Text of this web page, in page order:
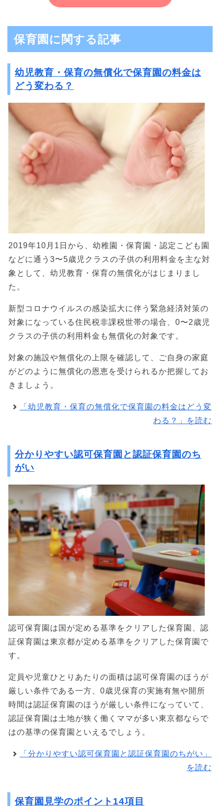
保育園に関する記事
幼児教育・保育の無償化で保育園の料金は
どう変わる？
2019年10月1日から、幼稚園・保育園・認定こども園
などに通う3〜5歳児クラスの子供の利用料金を主な対
象として、幼児教育・保育の無償化がはじまりまし
た。
新型コロナウイルスの感染拡大に伴う緊急経済対策の
対象になっている住民税非課税世帯の場合、0〜2歳児
クラスの子供の利用料金も無償化の対象です。
対象の施設や無償化の上限を確認して、ご自身の家庭
がどのように無償化の恩恵を受けられるか把握してお
きましょう。
「幼児教育・保育の無償化で保育園の料金はどう変
わる？」を読む
分かりやすい認可保育園と認証保育園のち
がい
認可保育園は国が定める基準をクリアした保育園、認
証保育園は東京都が定める基準をクリアした保育園で
す。
定員や児童ひとりあたりの面積は認可保育園のほうが
厳しい条件である一方、0歳児保育の実施有無や開所
時間は認証保育園のほうが厳しい条件になっていて、
認証保育園は土地が狭く働くママが多い東京都ならで
はの基準の保育園といえるでしょう。
「分かりやすい認可保育園と認証保育園のちがい」
を読む
保育園見学のポイント14項目